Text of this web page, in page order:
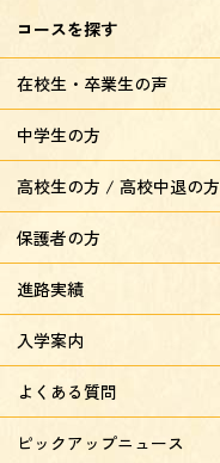
コースを探す
在校生・卒業生の声
中学生の方
高校生の方 / 高校中退の方
保護者の方
進路実績
入学案内
よくある質問
ピックアップニュース